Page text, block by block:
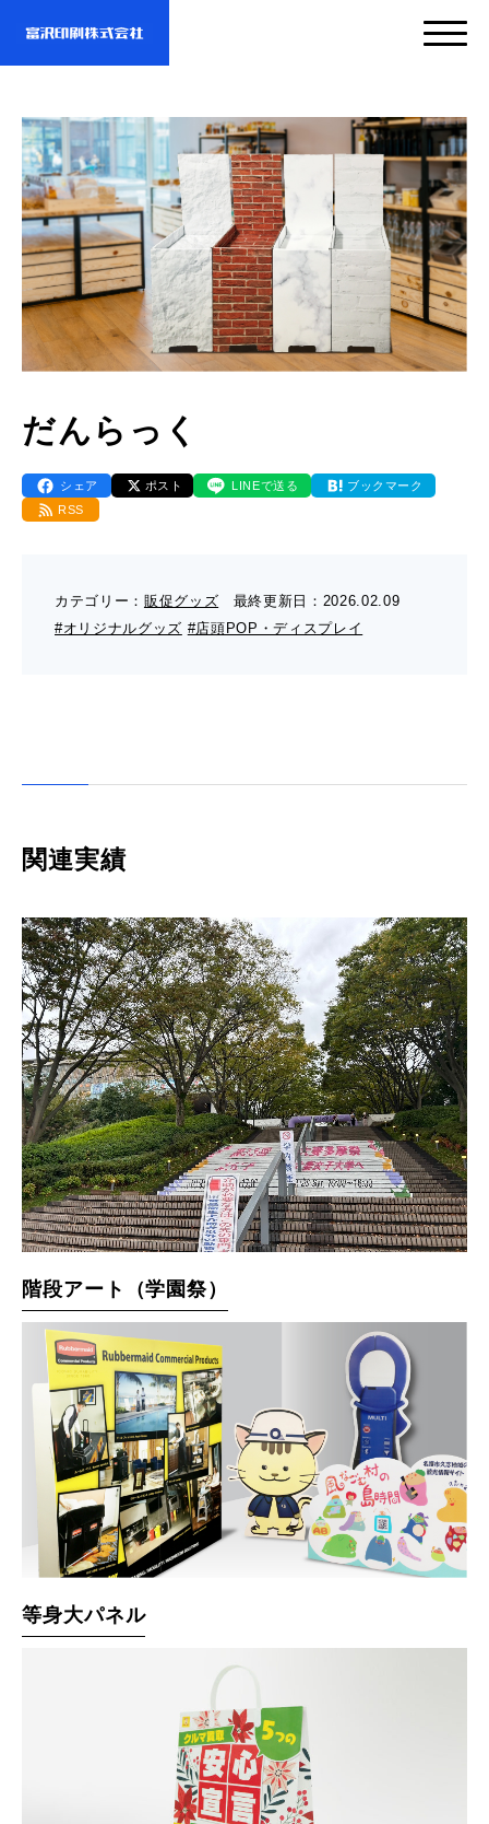
- サービスTOP
- 映像・動画制作
- ぎぞらーず
- デザイン
- 販促グッズ
企業情報
- 企業情報TOP
- ごあいさつ
- 会社概要
- 設備一覧・沿革
- アクセス
実績紹介
- ぎぞらーず
お問い合わせ・資料DL
- お問い合わせTOP
- 工場見学のお問い合わせ
わたしたちについて
採用情報
ブログ（印刷マニアック）
サイトマップ
だんらっく
シェア ポスト LINEで送る
ブックマーク
RSS
カテゴリー： 販促グッズ 最終更新日： 2026.02.09
#オリジナルグッズ #店頭POP・ディスプレイ
関連実績
階段アート（学園祭）
等身大パネル